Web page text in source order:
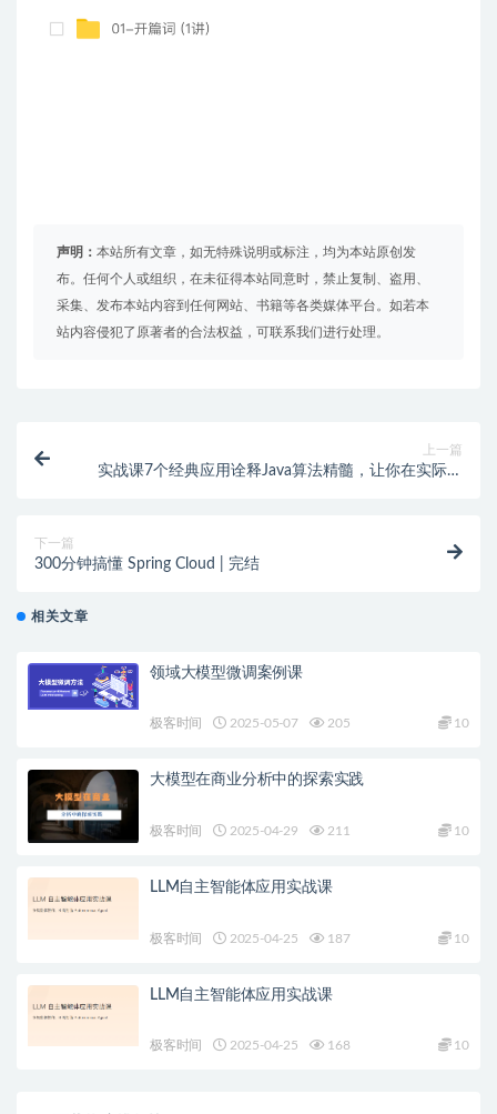
声明： 本站所有文章，如无特殊说明或标注，均为本站原创发
布。任何个人或组织，在未征得本站同意时，禁止复制、盗用、
采集、发布本站内容到任何网站、书籍等各类媒体平台。如若本
站内容侵犯了原著者的合法权益，可联系我们进行处理。
上一篇
实战课7个经典应用诠释Java算法精髓，让你在实际开
下一篇
300分钟搞懂 Spring Cloud | 完结
相关文章
领域大模型微调案例课
极客时间 2025-05-07 205 10
大模型在商业分析中的探索实践
极客时间 2025-04-29 211 10
LLM自主智能体应用实战课
极客时间 2025-04-25 187 10
LLM自主智能体应用实战课
极客时间 2025-04-25 168 10